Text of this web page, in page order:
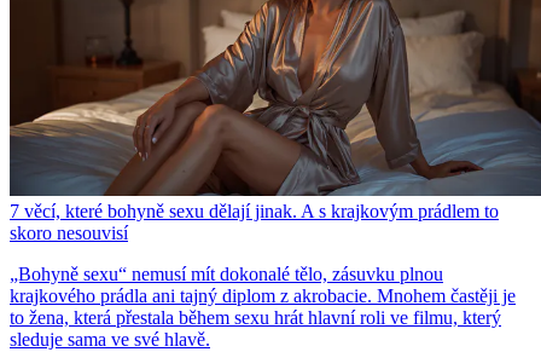
7 věcí, které bohyně sexu dělají jinak. A s krajkovým prádlem to
skoro nesouvisí
„Bohyně sexu“ nemusí mít dokonalé tělo, zásuvku plnou
krajkového prádla ani tajný diplom z akrobacie. Mnohem častěji je
to žena, která přestala během sexu hrát hlavní roli ve filmu, který
sleduje sama ve své hlavě.